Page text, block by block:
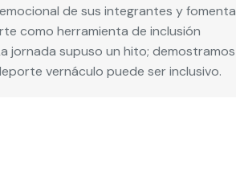
de sus integrantes y fomenta
como herramienta de inclusión
jornada supuso un hito; demostramos
vernáculo puede ser inclusivo.